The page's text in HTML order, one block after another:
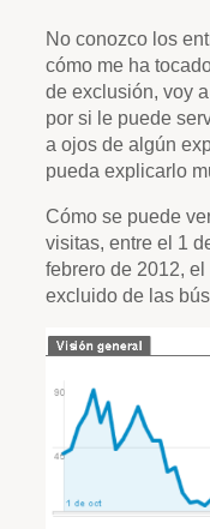
No conozco los
cómo me ha
de exclusión, voy
por si le puede
a ojos de algún
pueda explicarlo
Cómo se puede
visitas, entre el 1
febrero de 2012,
excluido de las